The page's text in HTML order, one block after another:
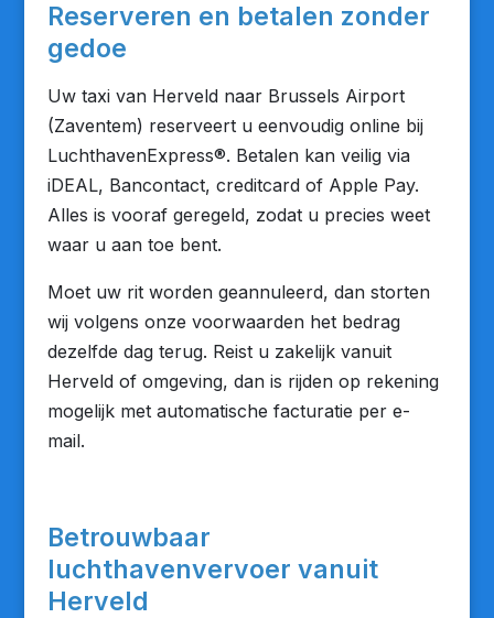
Reserveren en betalen zonder
gedoe
Uw taxi van Herveld naar Brussels Airport
(Zaventem) reserveert u eenvoudig online bij
LuchthavenExpress®. Betalen kan veilig via
iDEAL, Bancontact, creditcard of Apple Pay.
Alles is vooraf geregeld, zodat u precies weet
waar u aan toe bent.
Moet uw rit worden geannuleerd, dan storten
wij volgens onze voorwaarden het bedrag
dezelfde dag terug. Reist u zakelijk vanuit
Herveld of omgeving, dan is rijden op rekening
mogelijk met automatische facturatie per e-
mail.
Betrouwbaar
luchthavenvervoer vanuit
Herveld